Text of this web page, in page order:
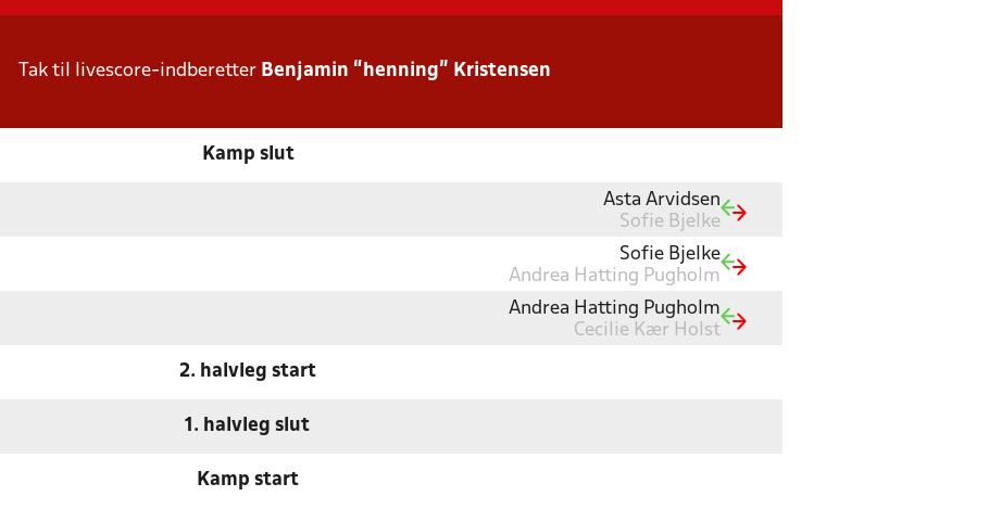
Tak til livescore-indberetter Benjamin “henning” Kristensen
Kamp slut
Asta Arvidsen
Sofie Bjelke
Sofie Bjelke
Andrea Hatting Pugholm
Andrea Hatting Pugholm
Cecilie Kær Holst
2. halvleg start
1. halvleg slut
Kamp start